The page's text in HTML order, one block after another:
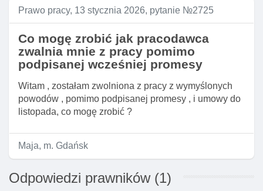
Prawo pracy, 13 stycznia 2026, pytanie №2725
Co mogę zrobić jak pracodawca
zwalnia mnie z pracy pomimo
podpisanej wcześniej promesy
Witam , zostałam zwolniona z pracy z wymyślonych
powodów , pomimo podpisanej promesy , i umowy do
listopada, co mogę zrobić ?
Maja, m. Gdańsk
Odpowiedzi prawników (1)